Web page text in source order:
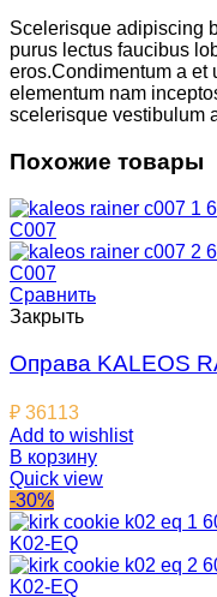
Scelerisque adipiscing
purus lectus faucibus
eros.Condimentum a et
elementum nam
scelerisque vestibulum
Похожие товары
Сравнить
Закрыть
Оправа KALEOS
₽ 36113
Add to wishlist
В корзину
Quick view
-30%